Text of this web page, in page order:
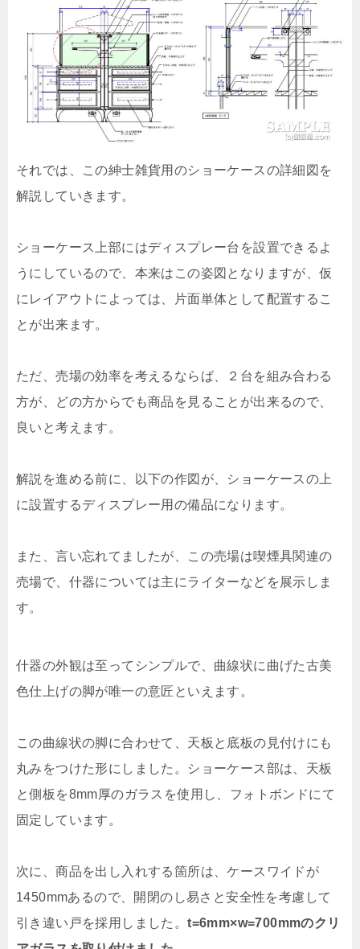
それでは、この紳士雑貨用のショーケースの詳細図を
解説していきます。
ショーケース上部にはディスプレー台を設置できるよ
うにしているので、本来はこの姿図となりますが、仮
にレイアウトによっては、片面単体として配置するこ
とが出来ます。
ただ、売場の効率を考えるならば、２台を組み合わる
方が、どの方からでも商品を見ることが出来るので、
良いと考えます。
解説を進める前に、以下の作図が、ショーケースの上
に設置するディスプレー用の備品になります。
また、言い忘れてましたが、この売場は喫煙具関連の
売場で、什器については主にライターなどを展示しま
す。
什器の外観は至ってシンプルで、曲線状に曲げた古美
色仕上げの脚が唯一の意匠といえます。
この曲線状の脚に合わせて、天板と底板の見付けにも
丸みをつけた形にしました。ショーケース部は、天板
と側板を8mm厚のガラスを使用し、フォトボンドにて
固定しています。
次に、商品を出し入れする箇所は、ケースワイドが
1450mmあるので、開閉のし易さと安全性を考慮して
引き違い戸を採用しました。t=6mm×w=700mmのクリ